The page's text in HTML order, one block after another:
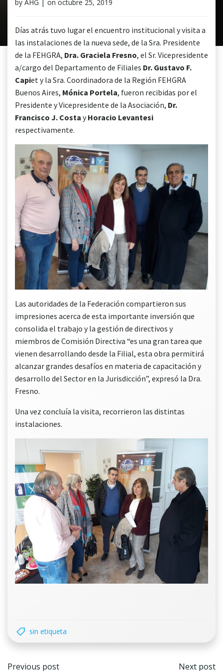
by AHG | on octubre 25, 2019
Días atrás tuvo lugar el encuentro institucional y visita a
las instalaciones de la nueva sede, de la Sra. Presidente
de la FEHGRA, Dra. Graciela Fresno, el Sr. Vicepresidente
a/cargo del Departamento de Filiales Dr. Gustavo F.
Capiet y la Sra. Coordinadora de la Región FEHGRA
Buenos Aires, Mónica Portela, fueron recibidas por el
Presidente y Vicepresidente de la Asociación, Dr.
Francisco J. Costa yHoracio Levantesi
respectivamente.
Las autoridades de la Federación compartieron sus
impresiones acerca de esta importante inversión que
consolida el trabajo y la gestión de directivos y
miembros de Comisión Directiva “es una gran tarea que
vienen desarrollando desde la Filial, esta obra permitirá
alcanzar grandes desafíos en materia de capacitación y
desarrollo del Sector en la Jurisdicción”, expresó la Dra.
Fresno.
Una vez concluía la visita, recorrieron las distintas
instalaciones.
sin etiqueta
Navegación
Previous post Next post